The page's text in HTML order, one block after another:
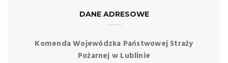
DANE ADRESOWE
Komenda Wojewódzka Państwowej Straży
Pożarnej w Lublinie